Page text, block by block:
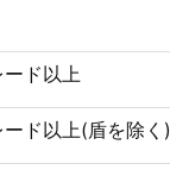
ード以上
ード以上(盾を除く)